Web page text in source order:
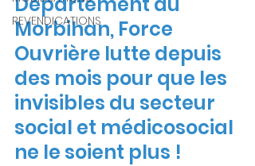
REVENDICATIONS
Morbihan, Force
Ouvrière lutte depuis
des mois pour que les
invisibles du secteur
social et médicosocial
ne le soient plus !